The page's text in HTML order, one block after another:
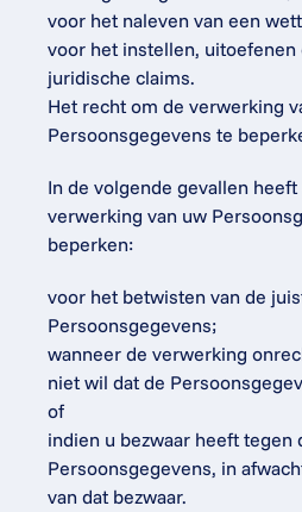
voor het naleven van een
voor het instellen, uitoefenen
juridische claims.
Het recht om de verwerking
Persoonsgegevens te
In de volgende gevallen
verwerking van uw
beperken:
voor het betwisten van de
Persoonsgegevens;
wanneer de verwerking
niet wil dat de
of
indien u bezwaar heeft tegen
Persoonsgegevens, in
van dat bezwaar.